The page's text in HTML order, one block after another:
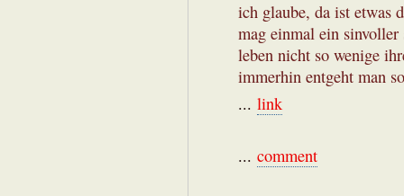
ich glaube, da ist etwas
mag einmal ein
leben nicht so wenige
immerhin entgeht man
... link
... comment